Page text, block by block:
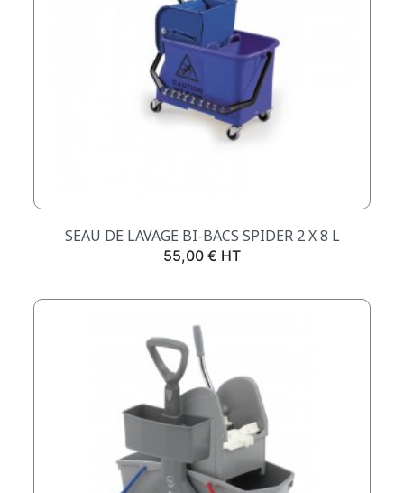
SEAU DE LAVAGE BI-BACS SPIDER 2 X 8 L
Prix
55,00 € HT